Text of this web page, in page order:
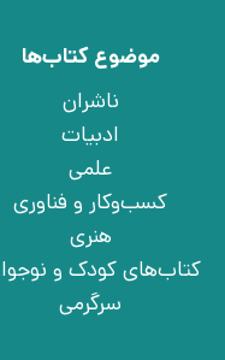
موضوع کتاب‌ها
ناشران
ادبیات
علمی
کسب‌وکار و فناوری
هنری
کتاب‌های کودک و
سرگرمی